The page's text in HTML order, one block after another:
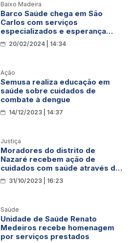
Baixo Madeira
Barco Saúde chega em São
Carlos com serviços
especializados e esperança
para quem precisa de cuidados
20/02/2024 | 14:34
Ação
Semusa realiza educação em
saúde sobre cuidados de
combate à dengue
14/12/2023 | 14:37
Justiça
Moradores do distrito de
Nazaré recebem ação de
cuidados com saúde através do
Programa HiperDia
31/10/2023 | 16:23
Saúde
Unidade de Saúde Renato
Medeiros recebe homenagem
por serviços prestados